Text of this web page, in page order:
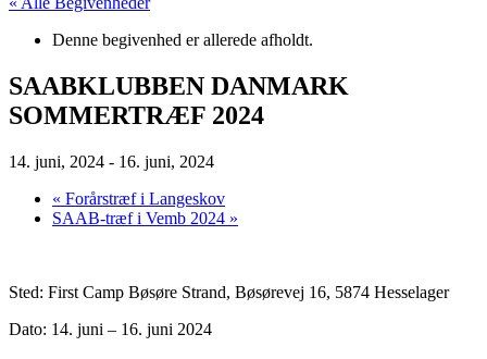
Denne begivenhed er allerede afholdt.
SAABKLUBBEN DANMARK
SOMMERTRÆF 2024
14. juni, 2024 - 16. juni, 2024
« Forårstræf i Langeskov
SAAB-træf i Vemb 2024 »
Sted: First Camp Bøsøre Strand, Bøsørevej 16, 5874 Hesselager
Dato: 14. juni – 16. juni 2024